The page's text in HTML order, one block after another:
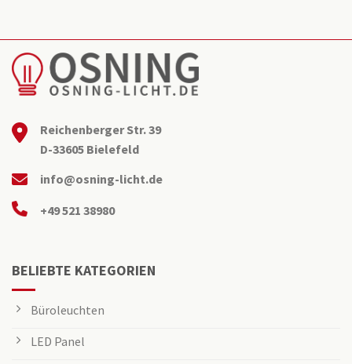
Reichenberger Str. 39
D-33605 Bielefeld
info@osning-licht.de
+49 521 38980
BELIEBTE KATEGORIEN
Büroleuchten
LED Panel